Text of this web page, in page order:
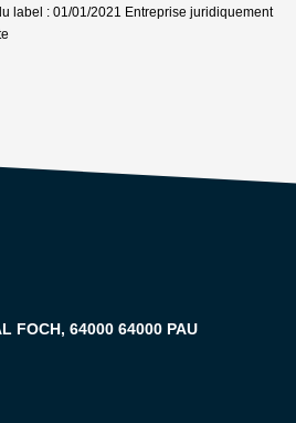
label : 01/01/2021 Entreprise juridiquement
FOCH, 64000 64000 PAU